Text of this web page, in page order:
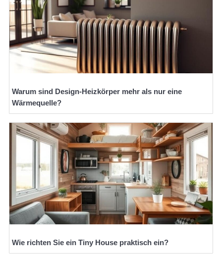
Warum sind Design-Heizkörper mehr als nur eine
Wärmequelle?
Wie richten Sie ein Tiny House praktisch ein?